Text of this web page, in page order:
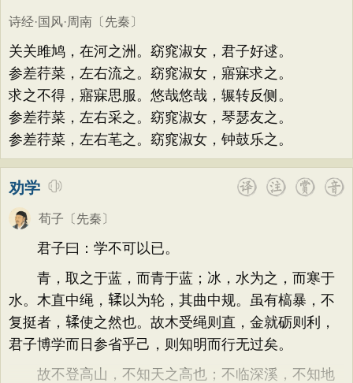
落花
桃花 写雨 青春 写山
劝学
论诗
游仙 节日 春节
元宵节
寒食节
清明节 端午节
七夕节
中秋节
重阳节
托物言志
古文观止
小学古诗
卢纶
秦观
方干
李峤 赵嘏 贺铸 郑谷
郑燮
张说
张炎 白居易 辛弃疾
李清照
刘禹锡
李商隐 陶渊明
孟浩然
柳宗元
王安石 欧阳修
韦应物
温庭筠
刘长卿 王昌龄
杨万里
诸葛亮
晏几道
周邦彦
皮日休
左丘明
黄庭坚
司马迁 皇甫冉
卓文君
文天祥
刘辰翁
陈子昂
纳兰性德
诗经·国风·周南 〔先秦〕
关关雎鸠，在河之洲。窈窕淑女，君子好逑。
参差荇菜，左右流之。窈窕淑女，寤寐求之。
求之不得，寤寐思服。悠哉悠哉，辗转反侧。
参差荇菜，左右采之。窈窕淑女，琴瑟友之。
参差荇菜，左右芼之。窈窕淑女，钟鼓乐之。
劝学
荀子 〔先秦〕
君子曰：学不可以已。
青，取之于蓝，而青于蓝；冰，水为之，而寒于
水。木直中绳，𫐓以为轮，其曲中规。虽有槁暴，不
复挺者，𫐓使之然也。故木受绳则直，金就砺则利，
君子博学而日参省乎己，则知明而行无过矣。
故不登高山，不知天之高也；不临深溪，不知地